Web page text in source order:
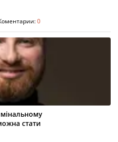
0
стати